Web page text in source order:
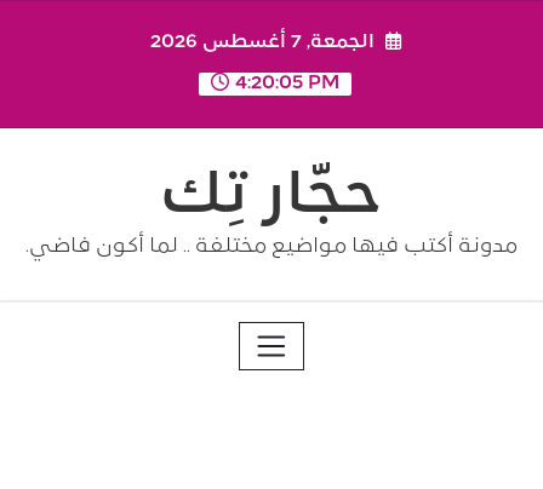
الجمعة, 7 أغسطس 2026
4:20:05 PM
حجّار تِك
مدونة أكتب فيها مواضيع مختلفة .. لما أكون فاضي.